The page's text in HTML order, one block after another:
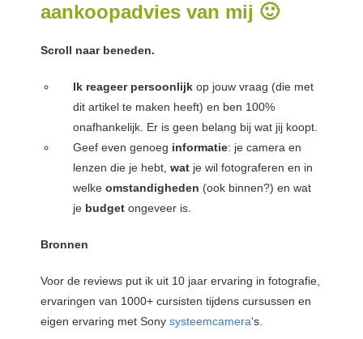
aankoopadvies van mij 🙂
Scroll naar beneden.
Ik reageer persoonlijk op jouw vraag (die met
dit artikel te maken heeft) en ben 100%
onafhankelijk. Er is geen belang bij wat jij koopt.
Geef even genoeg informatie: je camera en
lenzen die je hebt,wat je wil fotograferen en in
welke omstandigheden (ook binnen?) en wat
je budget ongeveer is.
Bronnen
Voor de reviews put ik uit 10 jaar ervaring in fotografie,
ervaringen van 1000+ cursisten tijdens cursussen en
eigen ervaring met Sony systeemcamera‘s.